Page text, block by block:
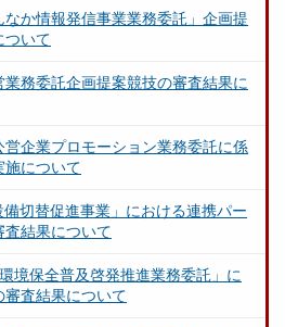
なか情報発信事業業務委託」企画提
ついて
業務委託企画提案競技の審査結果に
企業プロモーション業務委託に係
施について
備切替促進事業」における連携パー
査結果について
境保全普及啓発推進業務委託」に
査結果について